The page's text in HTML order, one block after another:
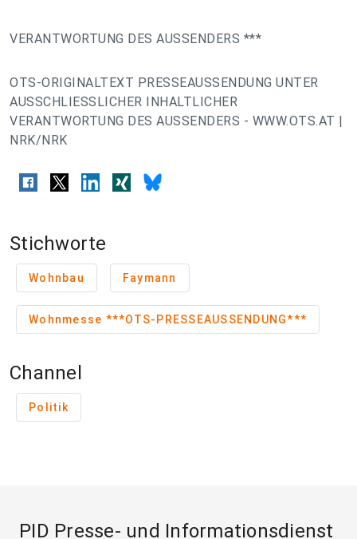
VERANTWORTUNG DES AUSSENDERS ***
OTS-ORIGINALTEXT PRESSEAUSSENDUNG UNTER
AUSSCHLIESSLICHER INHALTLICHER
VERANTWORTUNG DES AUSSENDERS - WWW.OTS.AT |
NRK/NRK
Stichworte
Wohnbau Faymann
Wohnmesse ***OTS-PRESSEAUSSENDUNG***
Channel
Politik
PID Presse- und Informationsdienst